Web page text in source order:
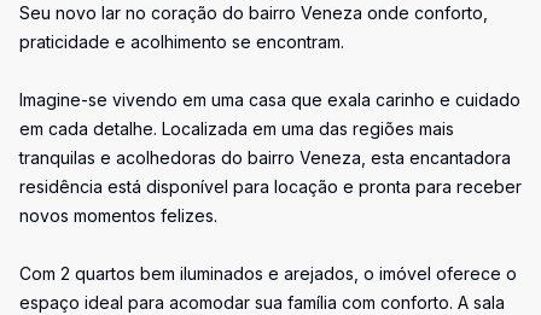
Seu novo lar no coração do bairro Veneza onde conforto,
praticidade e acolhimento se encontram.
Imagine-se vivendo em uma casa que exala carinho e cuidado
em cada detalhe. Localizada em uma das regiões mais
tranquilas e acolhedoras do bairro Veneza, esta encantadora
residência está disponível para locação e pronta para receber
novos momentos felizes.
Com 2 quartos bem iluminados e arejados, o imóvel oferece o
espaço ideal para acomodar sua família com conforto. A sala